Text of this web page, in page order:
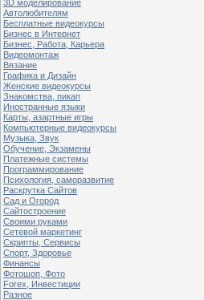
3D моделирование
Автолюбителям
Бесплатные видеокурсы
Бизнес в Интернет
Бизнес, Работа, Карьера
Видеомонтаж
Вязание
Графика и Дизайн
Женские видеокурсы
Знакомства, пикап
Иностранные языки
Карты, азартные игры
Компьютерные видеокурсы
Музыка, Звук
Обучение, Экзамены
Платежные системы
Программирование
Психология, саморазвитие
Раскрутка Сайтов
Cад и Огород
Сайтостроение
Своими руками
Сетевой маркетинг
Скрипты, Сервисы
Спорт, Здоровье
Финансы
Фотошоп, Фото
Forex, Инвестиции
Разное